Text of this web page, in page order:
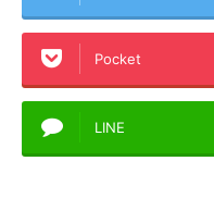
Pocket
LINE